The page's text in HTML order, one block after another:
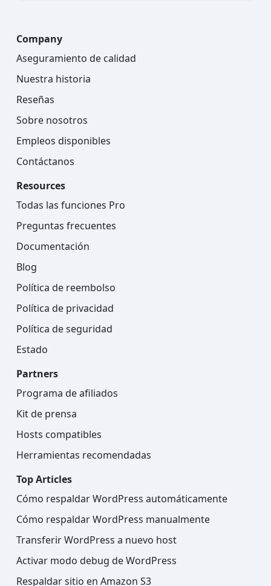
Company
Aseguramiento de calidad
Nuestra historia
Reseñas
Sobre nosotros
Empleos disponibles
Contáctanos
Resources
Todas las funciones Pro
Preguntas frecuentes
Documentación
Blog
Política de reembolso
Política de privacidad
Política de seguridad
Estado
Partners
Programa de afiliados
Kit de prensa
Hosts compatibles
Herramientas recomendadas
Top Articles
Cómo respaldar WordPress automáticamente
Cómo respaldar WordPress manualmente
Transferir WordPress a nuevo host
Activar modo debug de WordPress
Respaldar sitio en Amazon S3